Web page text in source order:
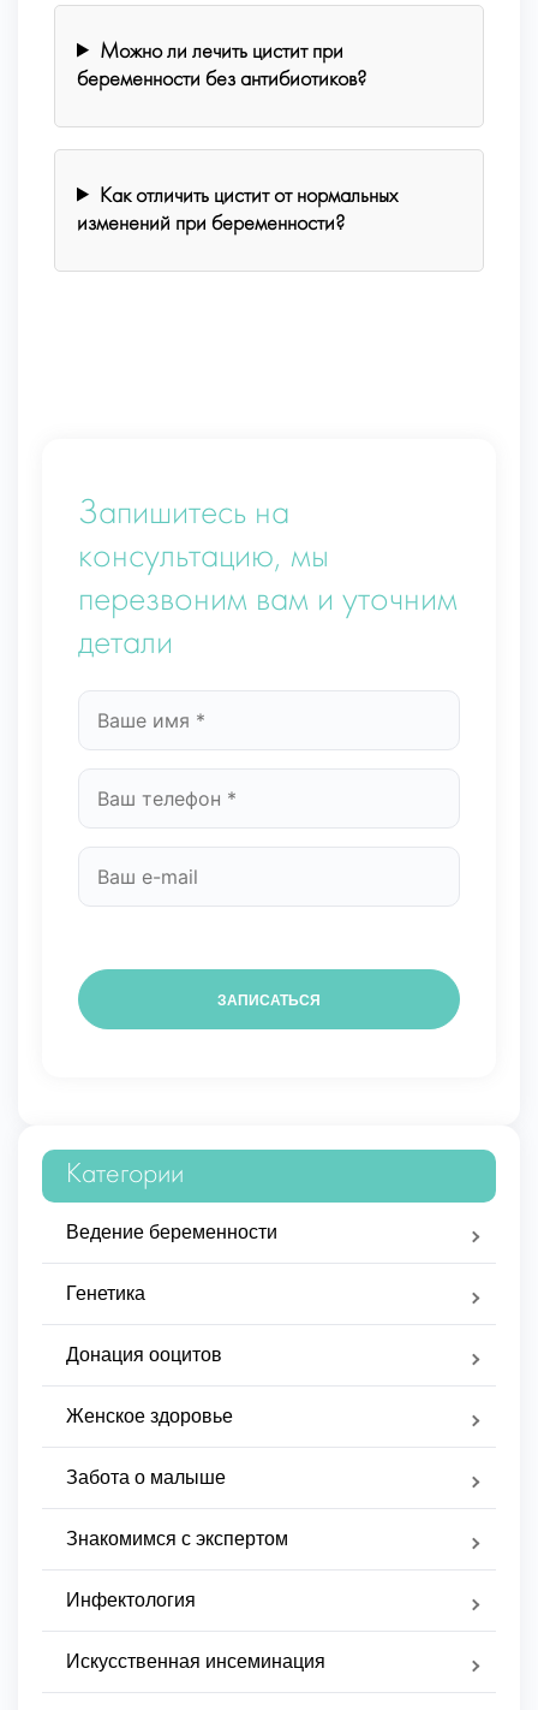
Можно ли лечить цистит при
беременности без антибиотиков?
Как отличить цистит от нормальных
изменений при беременности?
Запишитесь на
консультацию, мы
перезвоним вам и уточним
детали
Категории
Ведение беременности
Генетика
Донация ооцитов
Женское здоровье
Забота о малыше
Знакомимся с экспертом
Инфектология
Искусственная инсеминация